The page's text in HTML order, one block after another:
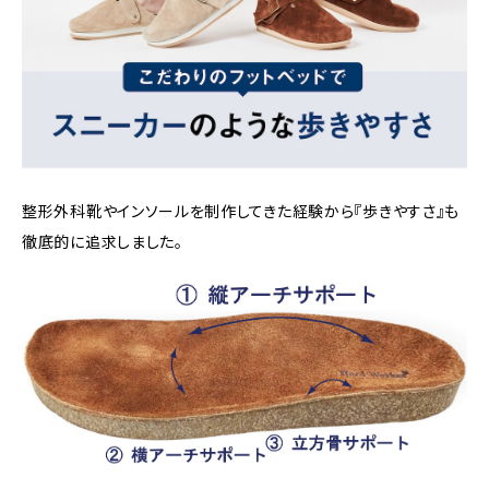
整形外科靴やインソールを制作してきた経験から『歩きやすさ』も
徹底的に追求しました。